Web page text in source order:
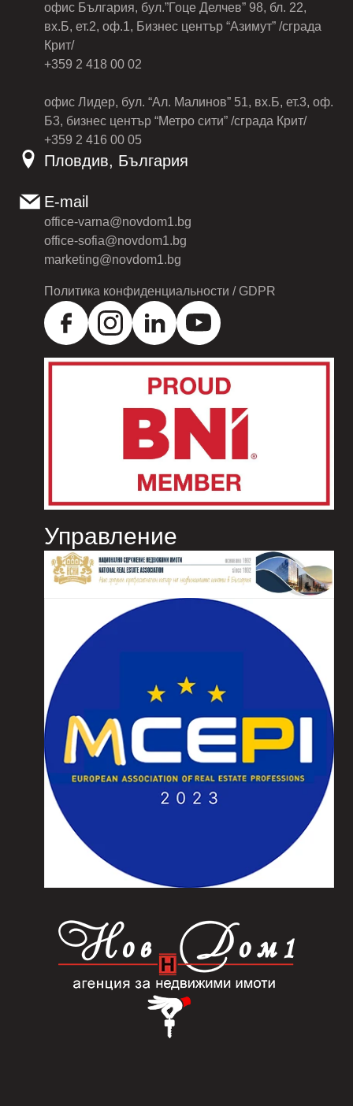
офис България, бул.”Гоце Делчев” 98, бл. 22,
вх.Б, ет.2, оф.1, Бизнес център “Азимут” /сграда
Крит/
+359 2 418 00 02
офис Лидер, бул. “Ал. Малинов” 51, вх.Б, ет.3, оф.
Б3, бизнес център “Метро сити” /сграда Крит/
+359 2 416 00 05
Пловдив, България
E-mail
office-varna@novdom1.bg
office-sofia@novdom1.bg
marketing@novdom1.bg
Политика конфиденциальности / GDPR
Управление